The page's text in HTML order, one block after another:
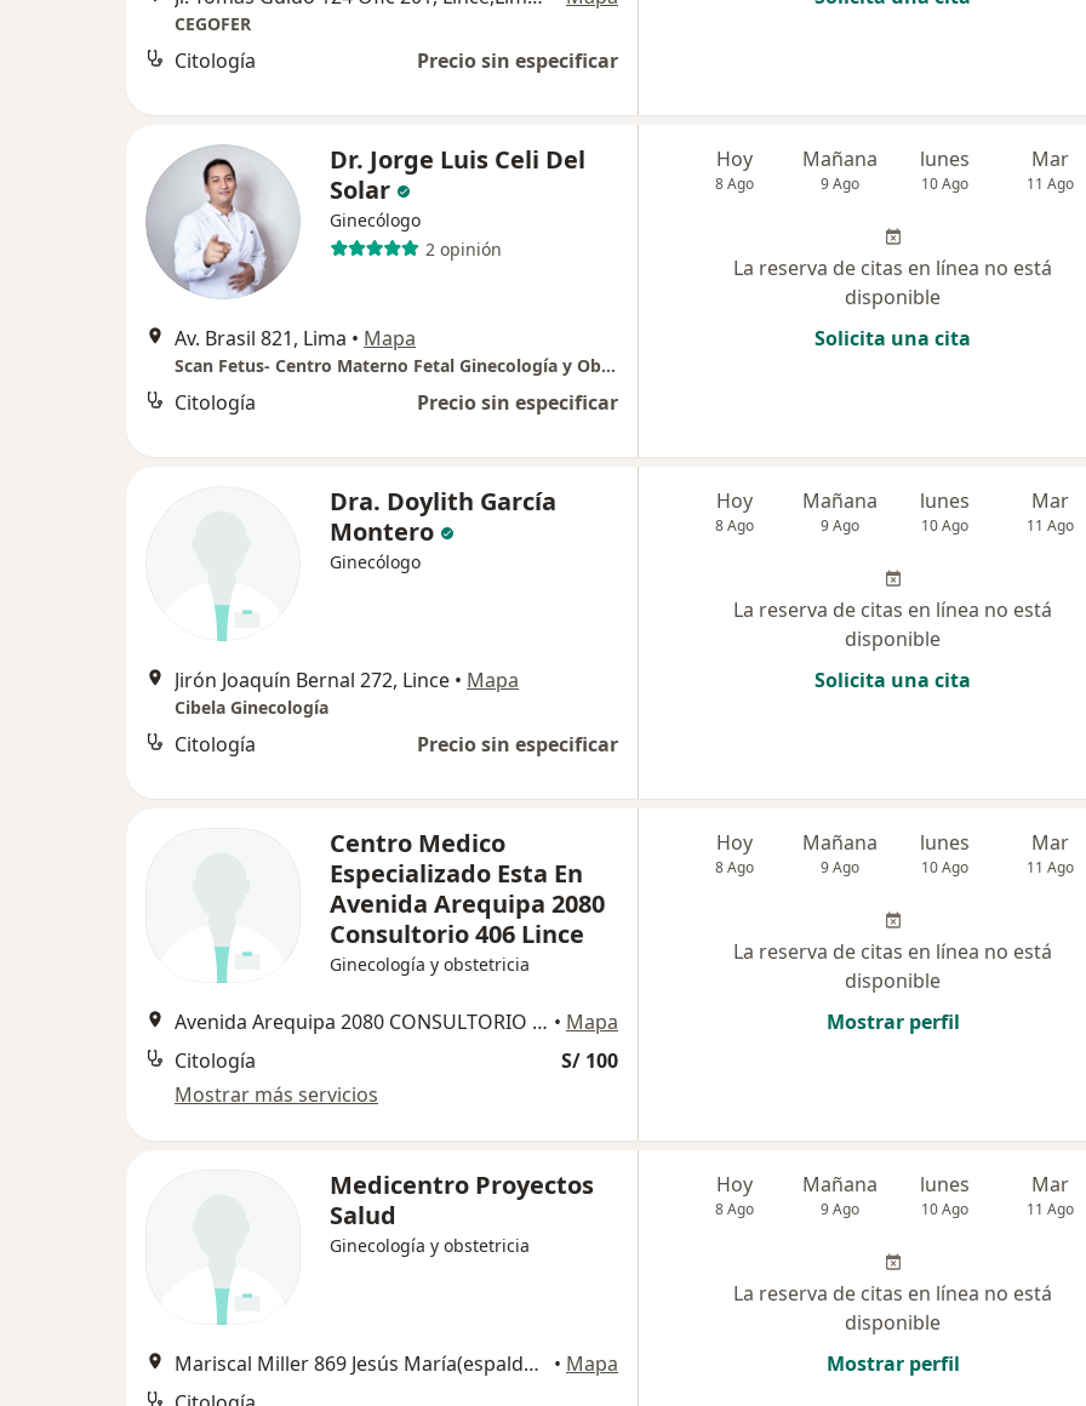
CEGOFER
Citología Precio sin especificar
Dr. Jorge Luis Celi Del
Solar
Ginecólogo
2 opinión
Av. Brasil 821, Lima • Mapa
Scan Fetus- Centro Materno Fetal Ginecología y Obstetricia
Citología Precio sin especificar
Hoy
8 Ago
Mañana
9 Ago
lunes
10 Ago
Mar
11 Ago
La reserva de citas en línea no está
disponible
Solicita una cita
Dra. Doylith García
Montero
Ginecólogo
Jirón Joaquín Bernal 272, Lince • Mapa
Cibela Ginecología
Citología Precio sin especificar
Hoy
8 Ago
Mañana
9 Ago
lunes
10 Ago
Mar
11 Ago
La reserva de citas en línea no está
disponible
Solicita una cita
Centro Medico
Especializado Esta En
Avenida Arequipa 2080
Consultorio 406 Lince
Ginecología y obstetricia
Avenida Arequipa 2080 CONSULTORIO 406 LINCE , Lince • Mapa
Citología
S/ 100
Mostrar más servicios
Hoy
8 Ago
Mañana
9 Ago
lunes
10 Ago
Mar
11 Ago
La reserva de citas en línea no está
disponible
Mostrar perfil
Medicentro Proyectos
Salud
Ginecología y obstetricia
Mariscal Miller 869 Jesús María(espalda arenales cuadra 8), Jesús María • Mapa
Hoy
8 Ago
Mañana
9 Ago
lunes
10 Ago
Mar
11 Ago
La reserva de citas en línea no está
disponible
Mostrar perfil